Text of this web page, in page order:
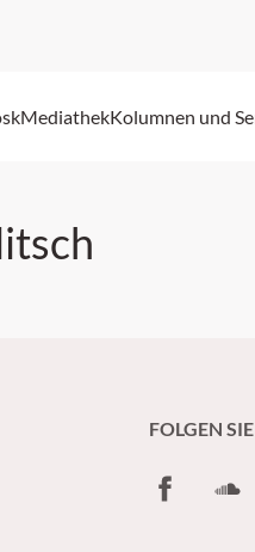
MediathekKolumnen und
FOLGEN
Facebook